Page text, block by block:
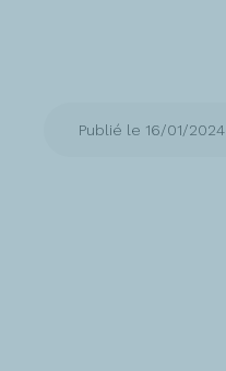
Publié le 16/01/2024